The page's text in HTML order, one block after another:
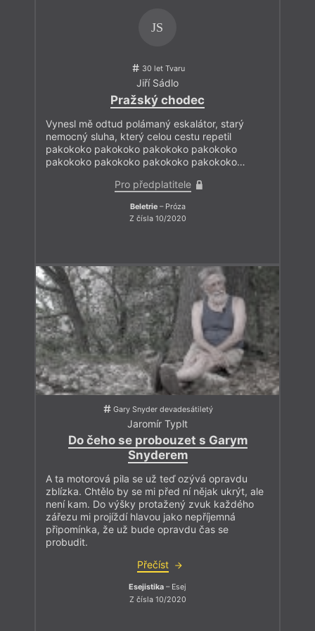
stejně tak dlouho byla příroda jednoduše
oním jiným, které pokládáme buďto za lepší
a harmoničtější, nebo naopak za nebezpečného
Leviathana, připraveného šířit kolem sebe
divokou zkázu. Podle mé zkušenosti však
přírodu nelze takto jednoduše definovat.
Příroda od nás není vzdálená, není čímsi jiným,
od nás odlišným.
Přeji vám jaro v srdci!
JS
30 let Tvaru
Jiří Sádlo
Pražský chodec
Vynesl mě odtud polámaný eskalátor, starý
nemocný sluha, který celou cestu repetil
pakokoko pakokoko pakokoko pakokoko
pakokoko pakokoko pakokoko pakokoko…
Pro předplatitele
Beletrie– Próza
Z čísla 10/2020
Gary Snyder devadesátiletý
Jaromír Typlt
Do čeho se probouzet s Garym
Snyderem
A ta motorová pila se už teď ozývá opravdu
zblízka. Chtělo by se mi před ní nějak ukrýt, ale
není kam. Do výšky protažený zvuk každého
zářezu mi projíždí hlavou jako nepříjemná
připomínka, že už bude opravdu čas se
probudit.
Přečíst
Esejistika – Esej
Z čísla 10/2020